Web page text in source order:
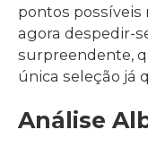
pontos
agora despedir-
surpreendente,
única seleção já
Análise